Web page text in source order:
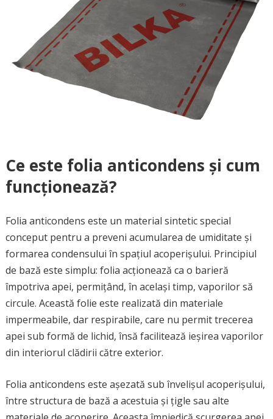
Ce este folia anticondens și cum
funcționează?
Folia anticondens este un material sintetic special
conceput pentru a preveni acumularea de umiditate și
formarea condensului în spațiul acoperișului. Principiul
de bază este simplu: folia acționează ca o barieră
împotriva apei, permițând, în același timp, vaporilor să
circule. Această folie este realizată din materiale
impermeabile, dar respirabile, care nu permit trecerea
apei sub formă de lichid, însă facilitează ieșirea vaporilor
din interiorul clădirii către exterior.
Folia anticondens este așezată sub învelișul acoperișului,
între structura de bază a acestuia și țigle sau alte